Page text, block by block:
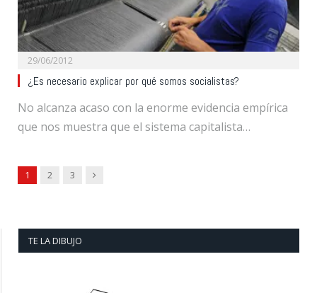
29/06/2012
¿Es necesario explicar por qué somos socialistas?
No alcanza acaso con la enorme evidencia empírica
que nos muestra que el sistema capitalista…
1 2 3 Next
TE LA DIBUJO